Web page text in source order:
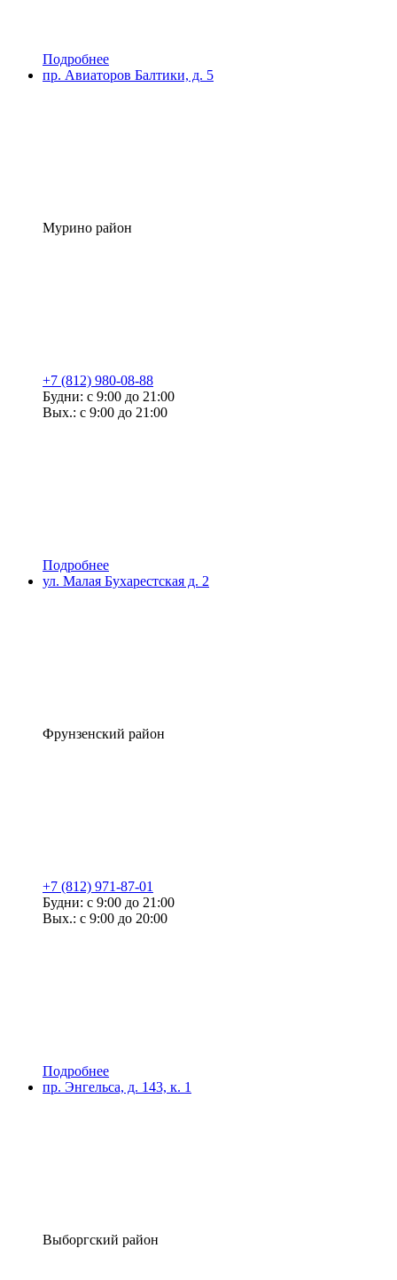
Подробнее
пр. Авиаторов Балтики, д. 5
Мурино район
+7 (812) 980-08-88
Будни: с 9:00 до 21:00
Вых.: с 9:00 до 21:00
Подробнее
ул. Малая Бухарестская д. 2
Фрунзенский район
+7 (812) 971-87-01
Будни: с 9:00 до 21:00
Вых.: с 9:00 до 20:00
Подробнее
пр. Энгельса, д. 143, к. 1
Выборгский район